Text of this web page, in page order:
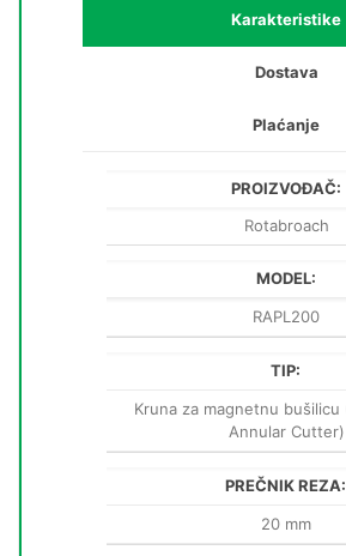
Karakteristike
Dostava
Plaćanje
PROIZVOĐAČ:
Rotabroach
MODEL:
RAPL200
TIP:
Kruna za magnetnu bušilicu
Annular Cutter)
PREČNIK REZA:
20 mm